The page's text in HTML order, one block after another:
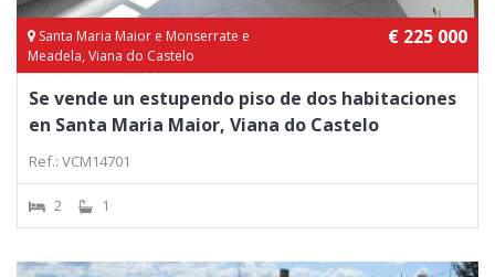
Santa Maria Maior e Monserrate e
Meadela, Viana do Castelo
€ 225 000
Se vende un estupendo piso de dos habitaciones
en Santa Maria Maior, Viana do Castelo
Ref.: VCM14701
2 1